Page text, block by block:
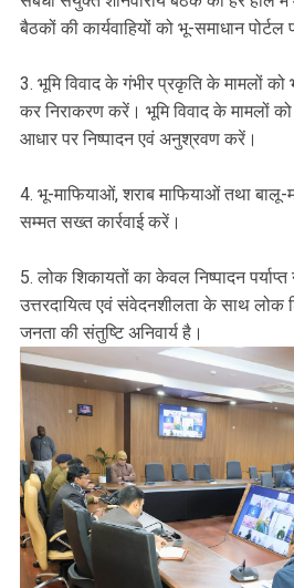
बैठकों की कार्यवाहियों को भू-समाधान
3. भूमि विवाद के गंभीर प्रकृति के मामलों को
कर निराकरण करें। भूमि विवाद के मामलों को
आधार पर निष्पादन एवं अनुश्रवण करें।
4. भू-माफियाओं, शराब माफियाओं तथा बालू-
सम्मत सख्त कार्रवाई करें।
5. लोक शिकायतों का केवल निष्पादन पर्याप्त
उत्तरदायित्व एवं संवेदनशीलता के साथ लोक
जनता की संतुष्टि अनिवार्य है।